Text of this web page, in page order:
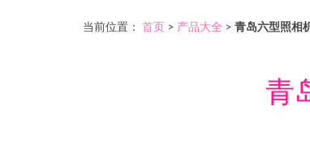
当前位置： 首页 > 产品大全 > 青岛六型照相
青